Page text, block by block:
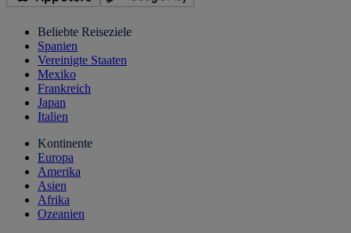
Beliebte Reiseziele
Spanien
Vereinigte Staaten
Mexiko
Frankreich
Japan
Italien
Kontinente
Europa
Amerika
Asien
Afrika
Ozeanien